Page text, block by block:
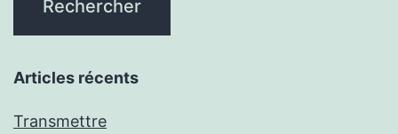
Articles récents
Transmettre